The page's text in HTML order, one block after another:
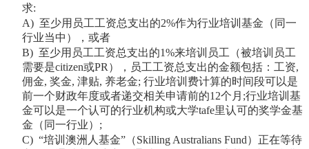
求:
A) 至少用员工工资总支出的2%作为行业培训基金（同一
行业当中），或者
B) 至少用员工工资总支出的1%来培训员工（被培训员工
需要是citizen或PR），员工工资总支出的金额包括：工资,
佣金, 奖金, 津贴, 养老金; 行业培训费计算的时间段可以是
前一个财政年度或者递交相关申请前的12个月;行业培训基
金可以是一个认可的行业机构或大学tafe里认可的奖学金基
金（同一行业）;
C) “培训澳洲人基金”（Skilling Australians Fund）正在等待